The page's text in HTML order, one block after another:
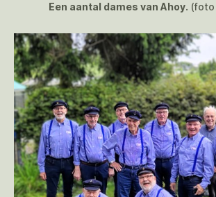
Een aantal dames van Ahoy.